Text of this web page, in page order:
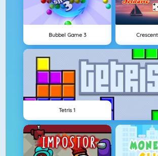
Bubbel Game 3
Tetris 1